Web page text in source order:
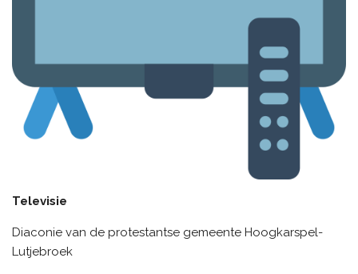
Televisie
Diaconie van de protestantse gemeente Hoogkarspel-
Lutjebroek